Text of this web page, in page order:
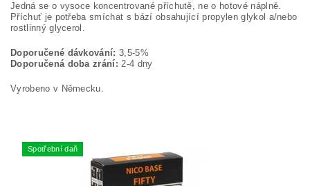
Jedná se o vysoce koncentrované příchutě, ne o hotové náplně.
Příchuť je potřeba smíchat s bází obsahující propylen glykol a/nebo
rostlinný glycerol.
Doporučené dávkování: 3,5-5%
Doporučená doba zrání: 2-4 dny
Vyrobeno v Německu.
Spotřební daň